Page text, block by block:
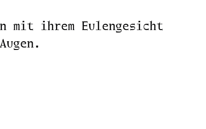
mit ihrem Eulengesicht